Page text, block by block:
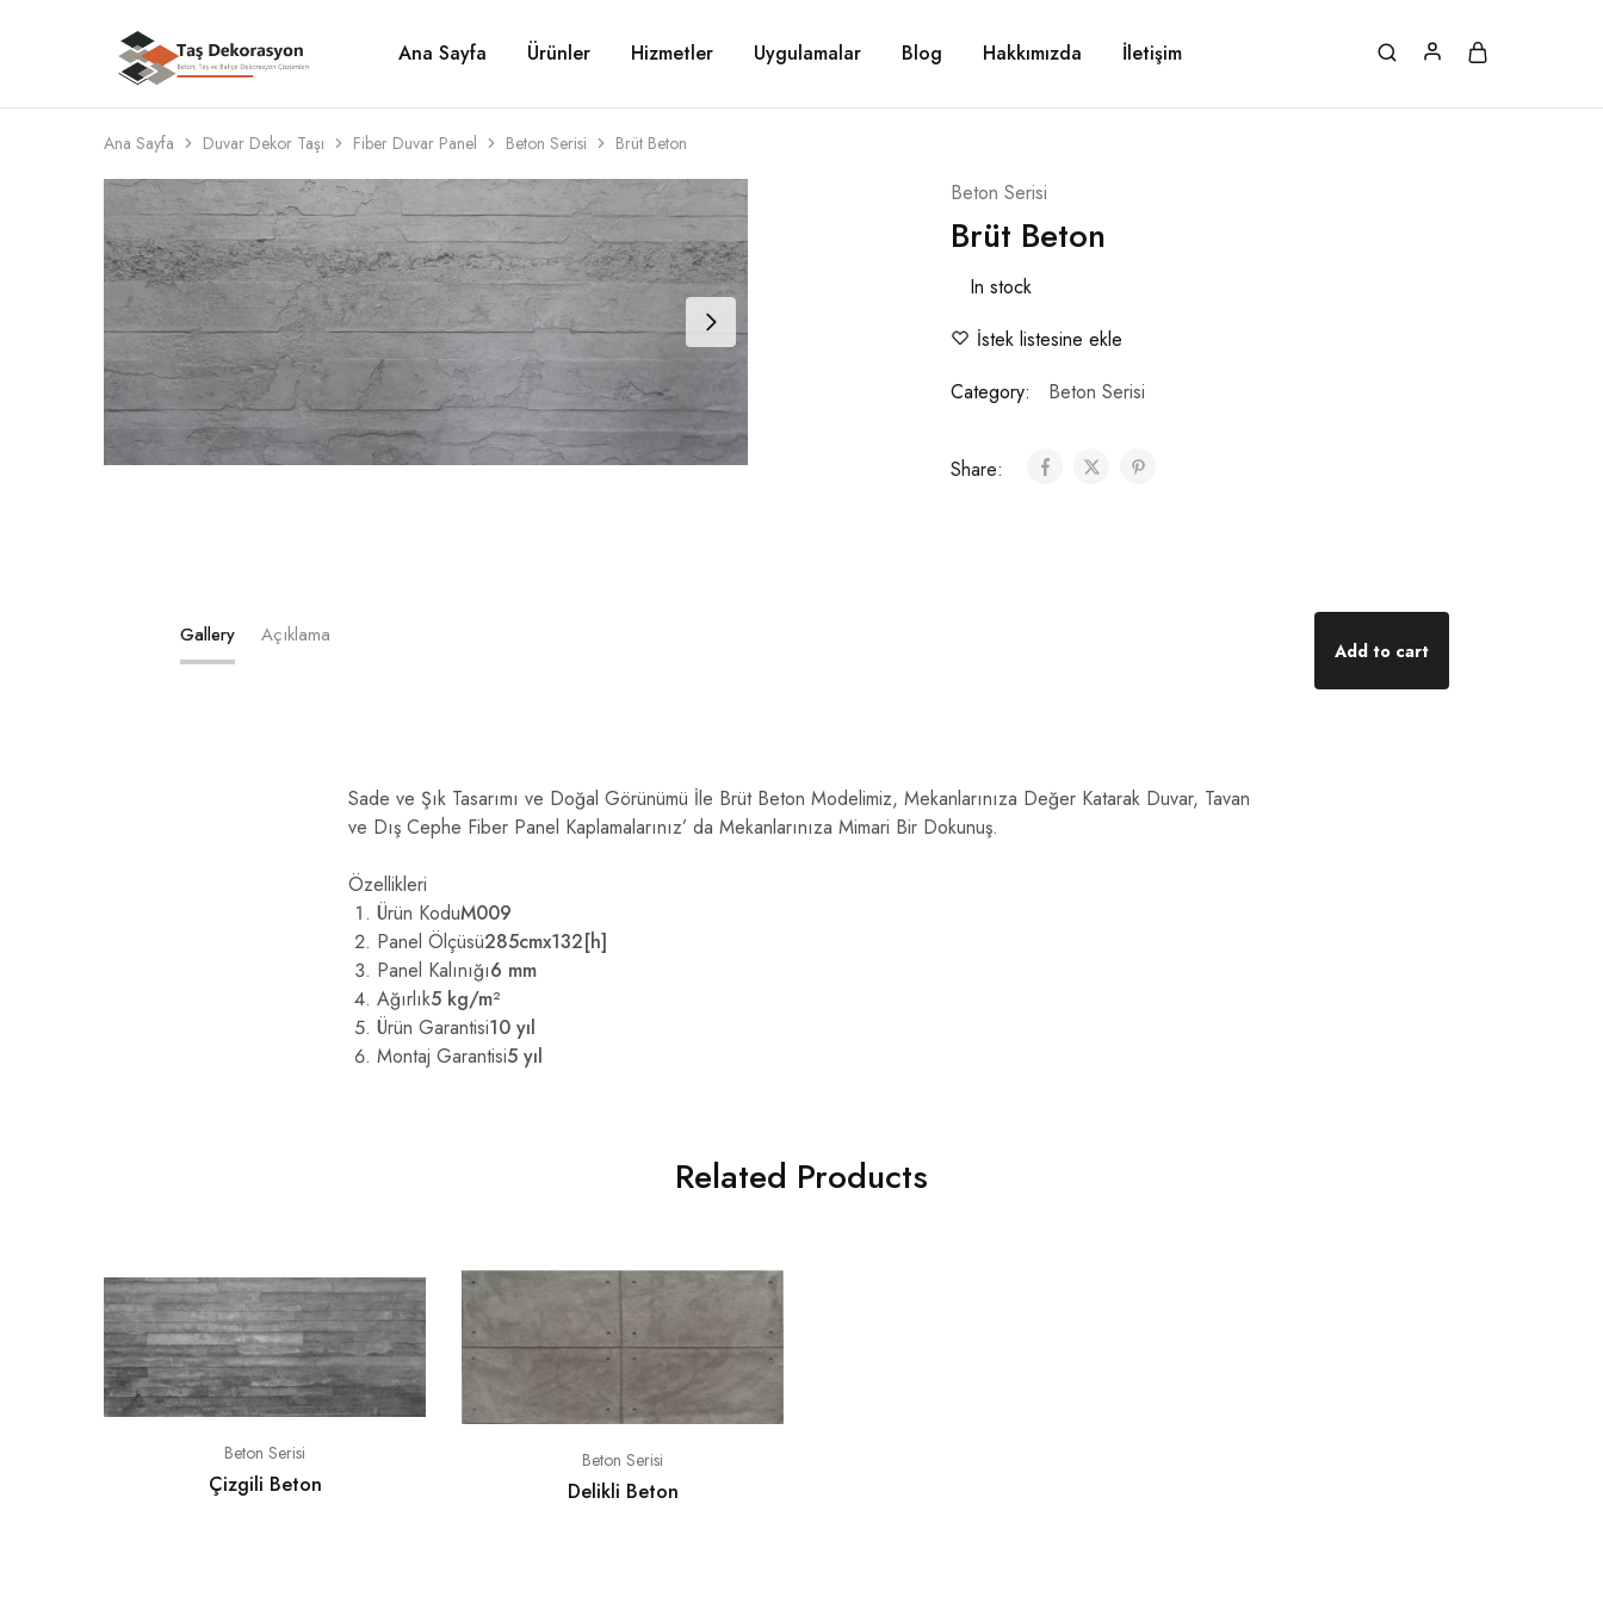
Taş
Dekorasyon
Beton,
Taş
Bahçe
Dekorasyon
Çözümleri
Ana Sayfa Ürünler Hizmetler Uygulamalar Blog Hakkımızda İletişim
Ana Sayfa Duvar Dekor Taşı Fiber Duvar Panel Beton Serisi Brüt Beton
Beton Serisi
Brüt Beton
In stock
İstek listesine ekle
Category:
Beton Serisi
Share:
Gallery Açıklama
Add to cart
Sade ve Şık Tasarımı ve Doğal Görünümü İle Brüt Beton Modelimiz, Mekanlarınıza Değer Katarak Duvar, Tavan
ve Dış Cephe Fiber Panel Kaplamalarınız’ da Mekanlarınıza Mimari Bir Dokunuş.
Özellikleri
Ürün KoduM009
Panel Ölçüsü285cmx132[h]
Panel Kalınığı6 mm
Ağırlık5 kg/m²
Ürün Garantisi10 yıl
Montaj Garantisi5 yıl
Related Products
Beton Serisi
Çizgili Beton
Beton Serisi
Delikli Beton